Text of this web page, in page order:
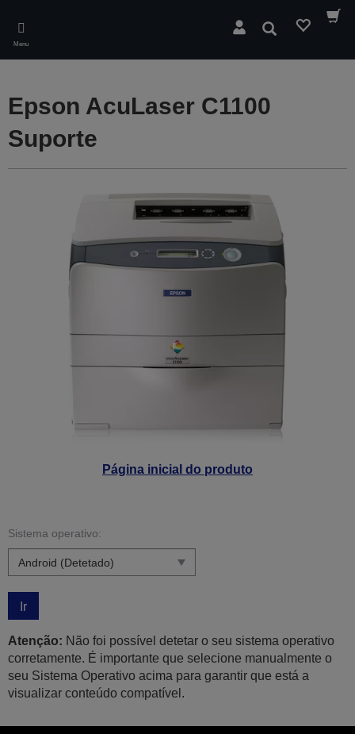
main
content
Menu
Pesquisar
Página inicial do produto
Epson AcuLaser C1100
Suporte
Sistema operativo:
Ir
Atenção: Não foi possível detetar o seu sistema operativo
corretamente. É importante que selecione manualmente o
seu Sistema Operativo acima para garantir que está a
visualizar conteúdo compatível.